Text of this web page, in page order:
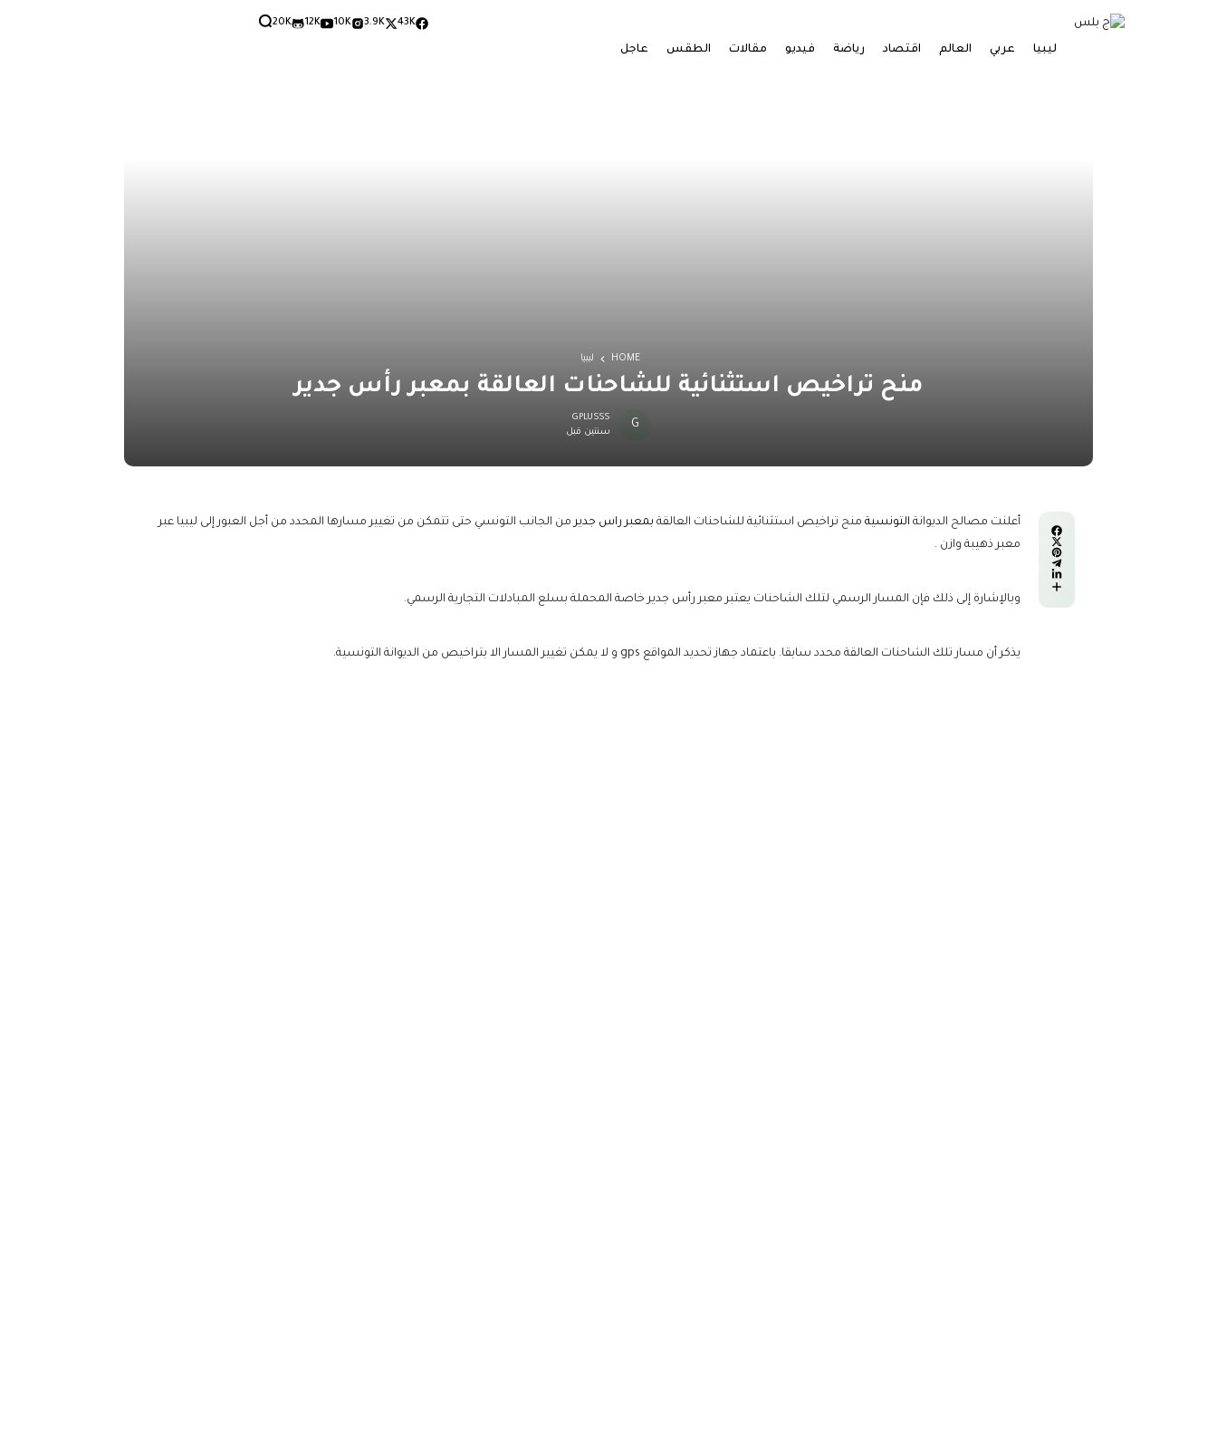
ليبيا عربي العالم اقتصاد رياضة فيديو مقالات الطقس عاجل
43K
3.9K
10K
12K
20K
HOME ليبيا
منح تراخيص استثنائية للشاحنات العالقة بمعبر رأس جدير
GPLUSSS
سنتين قبل
أعلنت مصالح الديوانة التونسية منح تراخيص استثنائية للشاحنات العالقة بمعبر راس جديرمن الجانب التونسي حتى تتمكن من تغيير مسارها المحدد من أجل العبور إلى ليبيا عبر
معبر ذهيبة وازن .
وبالإشارة إلى ذلك فإن المسار الرسمي لتلك الشاحنات يعتبر معبر رأس جدير خاصة المحملة بسلع المبادلات التجارية الرسمي.
يذكر أن مسار تلك الشاحنات العالقة محدد سابقا. باعتماد جهاز تحديد المواقع gps و لا يمكن تغيير المسار الا بتراخيص من الديوانة التونسية.